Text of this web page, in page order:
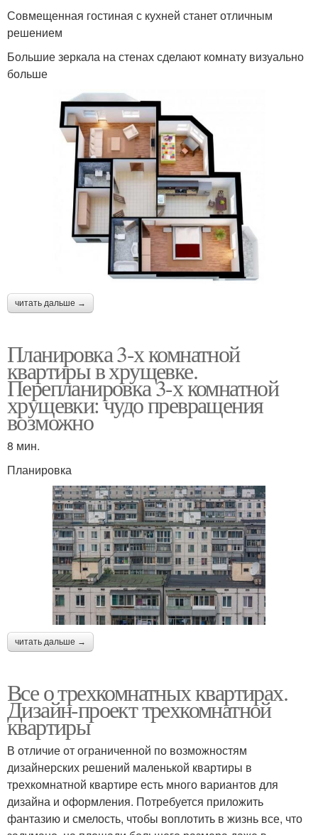
Совмещенная гостиная с кухней станет отличным
решением
Большие зеркала на стенах сделают комнату визуально
больше
читать дальше →
Планировка 3-х комнатной
квартиры в хрущевке.
Перепланировка 3-х комнатной
хрущевки: чудо превращения
возможно
8 мин.
Планировка
читать дальше →
Все о трехкомнатных квартирах.
Дизайн-проект трехкомнатной
квартиры
В отличие от ограниченной по возможностям
дизайнерских решений маленькой квартиры в
трехкомнатной квартире есть много вариантов для
дизайна и оформления. Потребуется приложить
фантазию и смелость, чтобы воплотить в жизнь все, что